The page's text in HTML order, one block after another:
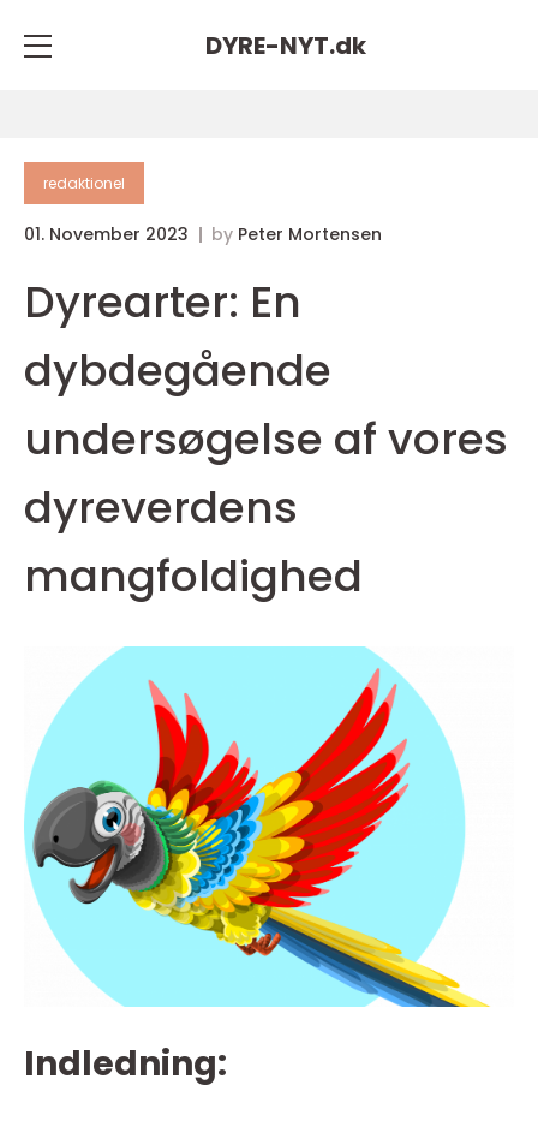
DYRE-NYT.dk
redaktionel
01. November 2023 by Peter Mortensen
Dyrearter: En
dybdegående
undersøgelse af vores
dyreverdens
mangfoldighed
Indledning: